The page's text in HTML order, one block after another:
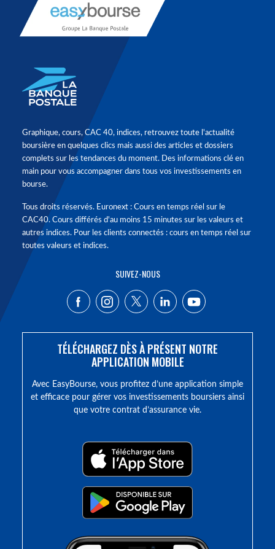
Graphique, cours, CAC 40, indices, retrouvez toute l'actualité
boursière en quelques clics mais aussi des articles et dossiers
complets sur les tendances du moment. Des informations clé en
main pour vous accompagner dans tous vos investissements en
bourse.
Tous droits réservés. Euronext : Cours en temps réel sur le
CAC40. Cours différés d'au moins 15 minutes sur les valeurs et
autres indices. Pour les clients connectés : cours en temps réel sur
toutes valeurs et indices.
SUIVEZ-NOUS
TÉLÉCHARGEZ DÈS À PRÉSENT NOTRE
APPLICATION MOBILE
Avec EasyBourse, vous profitez d’une application simple
et efficace pour gérer vos investissements boursiers ainsi
que votre contrat d’assurance vie.